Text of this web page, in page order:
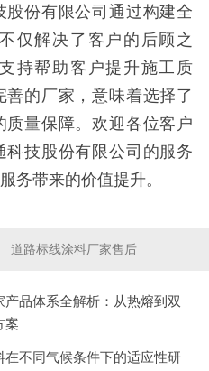
股份有限公司通过构建全
仅解决了客户的后顾之
持帮助客户提升施工质
的厂家，意味着选择了
量保障。欢迎各位客户
技股份有限公司的服务
务带来的价值提升。
道路标线涂料厂家售后
品体系全解析：从热熔到双
案
在不同气候条件下的适应性研